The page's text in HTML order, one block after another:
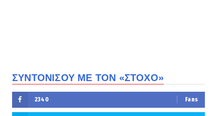
ΣΥΝΤΟΝΙΣΟΥ ΜΕ ΤΟΝ «ΣΤΟΧΟ»
2340 Fans